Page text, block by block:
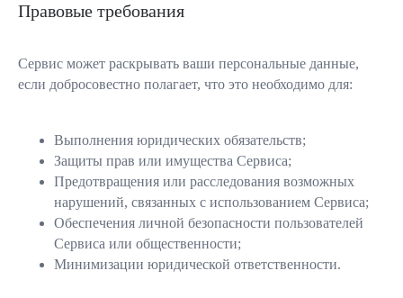
Правовые требования
Сервис может раскрывать ваши персональные данные,
если добросовестно полагает, что это необходимо для:
Выполнения юридических обязательств;
Защиты прав или имущества Сервиса;
Предотвращения или расследования возможных
нарушений, связанных с использованием Сервиса;
Обеспечения личной безопасности пользователей
Сервиса или общественности;
Минимизации юридической ответственности.